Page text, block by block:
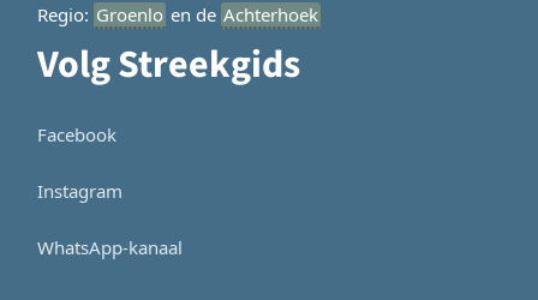
Regio: Groenlo en de Achterhoek
Volg Streekgids
Facebook
Instagram
WhatsApp-kanaal